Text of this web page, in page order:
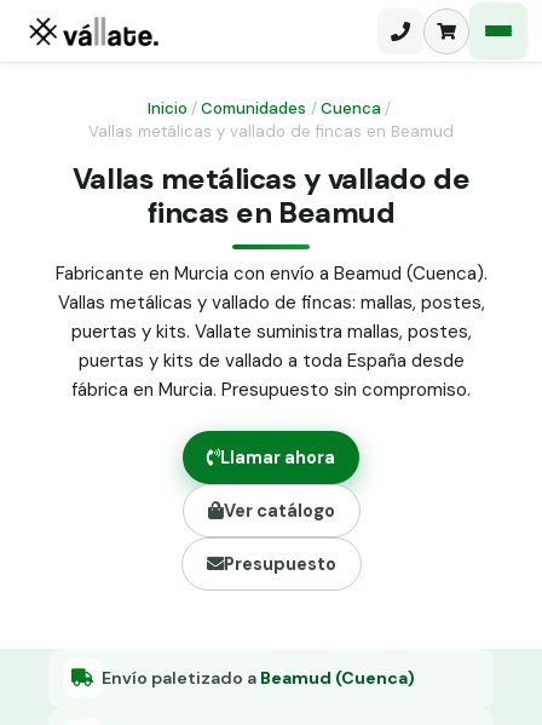
Malla ganadera
Malla simple torsión
Malla triple torsión
Panel malla H.
Puerta abatible dos hojas
Puerta acceso peatonal
Poste malla Hércules
Poste malla simple torsión
Alambre de espino galvanizado
Alambre liso galvanizado
Malla ocultación 70 g/m² verde
Abrazadera PVC malla H.
Grapa malla H.
Inicio /Comunidades / Cuenca /
Vallas metálicas y vallado de fincas en Beamud
Vallas metálicas y vallado de
fincas en Beamud
Fabricante en Murcia con envío a Beamud (Cuenca).
Vallas metálicas y vallado de fincas: mallas, postes,
puertas y kits. Vallate suministra mallas, postes,
puertas y kits de vallado a toda España desde
fábrica en Murcia. Presupuesto sin compromiso.
Llamar ahora
Ver catálogo
Presupuesto
Envío paletizado a Beamud (Cuenca)